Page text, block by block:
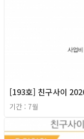
[193호] 친구사이
기간 : 7월